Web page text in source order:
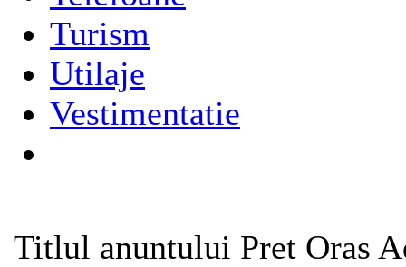
Turism
Utilaje
Vestimentatie
Titlul anuntului Pret Oras